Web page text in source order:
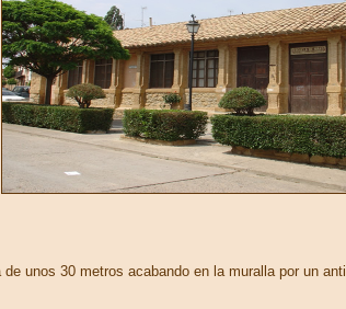
unos 30 metros acabando en la muralla por un